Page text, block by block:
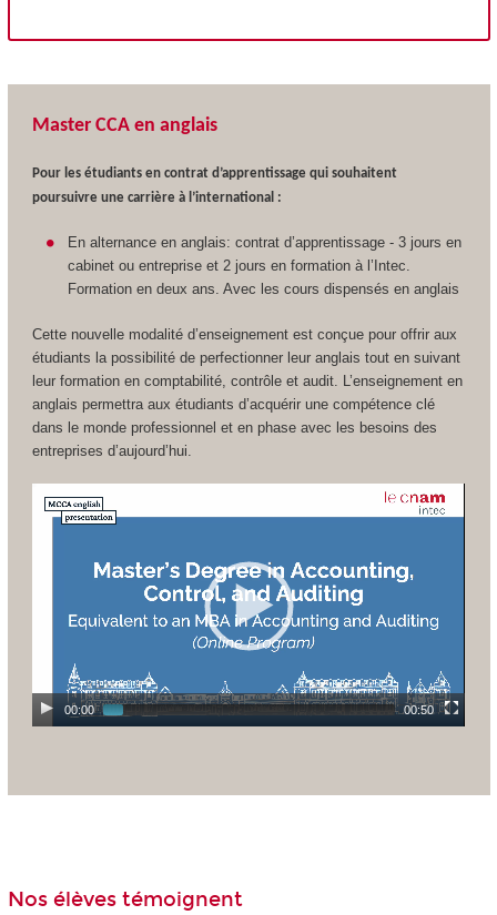
Master CCA en anglais
Pour les étudiants en contrat d’apprentissage qui souhaitent
poursuivre une carrière à l’international :
En alternance en anglais: contrat d’apprentissage - 3 jours en
cabinet ou entreprise et 2 jours en formation à l’Intec.
Formation en deux ans. Avec les cours dispensés en anglais
Cette nouvelle modalité d’enseignement est conçue pour offrir aux
étudiants la possibilité de perfectionner leur anglais tout en suivant
leur formation en comptabilité, contrôle et audit. L’enseignement en
anglais permettra aux étudiants d’acquérir une compétence clé
dans le monde professionnel et en phase avec les besoins des
entreprises d’aujourd’hui.
00:00 00:50
Nos élèves témoignent